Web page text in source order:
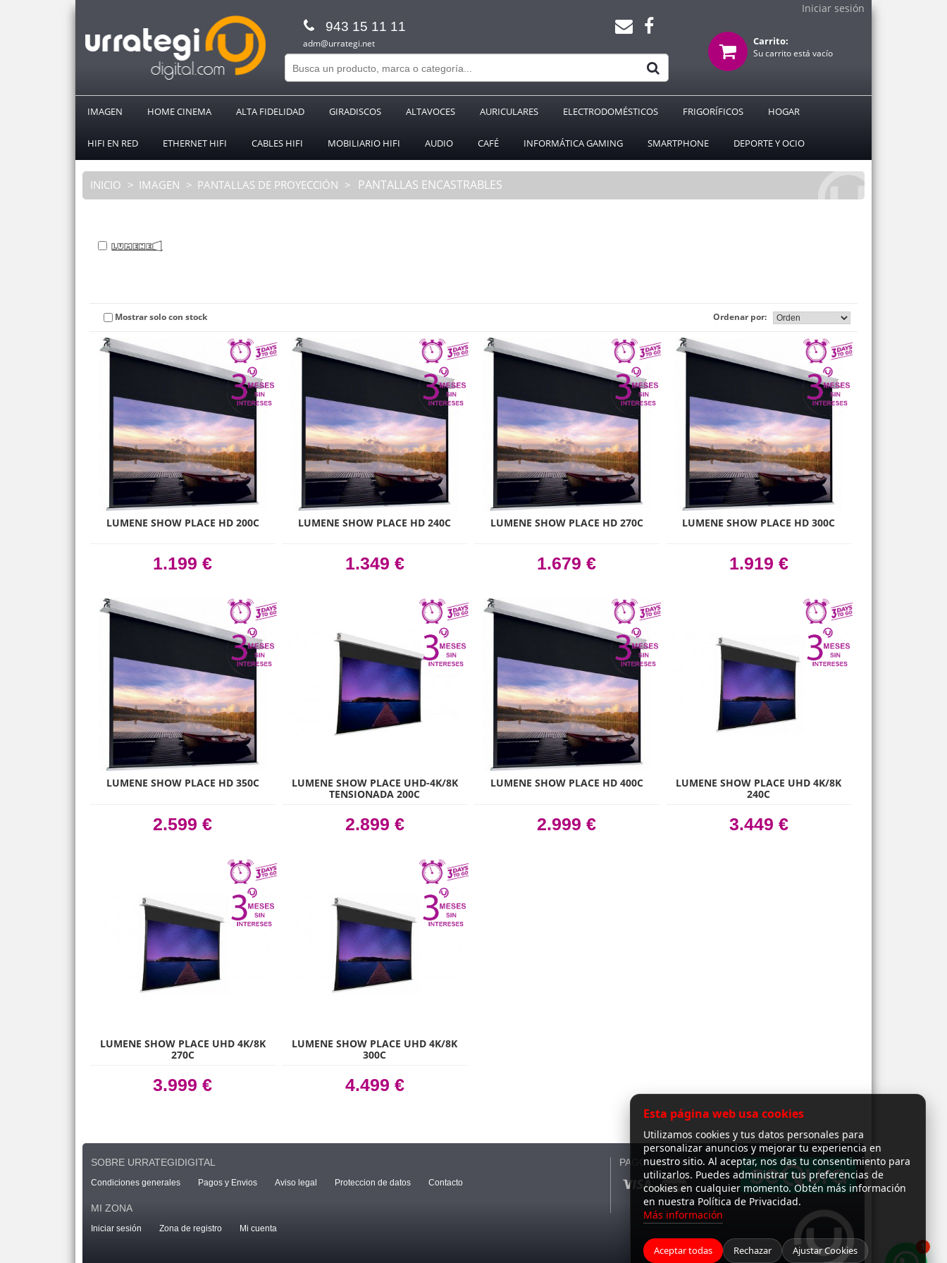
Iniciar sesión
943 15 11 11
adm@urrategi.net Carrito:
Su carrito está vacío
IMAGEN HOME CINEMA ALTA FIDELIDAD GIRADISCOS ALTAVOCES AURICULARES ELECTRODOMÉSTICOS FRIGORÍFICOS HOGAR
HIFI EN RED ETHERNET HIFI CABLES HIFI MOBILIARIO HIFI AUDIO CAFÉ INFORMÁTICA GAMING SMARTPHONE DEPORTE Y OCIO
INICIO IMAGEN PANTALLAS DE PROYECCIÓN PANTALLAS ENCASTRABLES
Mostrar solo con stock Ordenar por:
LUMENE SHOW PLACE HD 200C
1.199 €
LUMENE SHOW PLACE HD 240C
1.349 €
LUMENE SHOW PLACE HD 270C
1.679 €
LUMENE SHOW PLACE HD 300C
1.919 €
LUMENE SHOW PLACE HD 350C
2.599 €
LUMENE SHOW PLACE UHD-4K/8K
TENSIONADA 200C
2.899 €
LUMENE SHOW PLACE HD 400C
2.999 €
LUMENE SHOW PLACE UHD 4K/8K
240C
3.449 €
LUMENE SHOW PLACE UHD 4K/8K
270C
3.999 €
LUMENE SHOW PLACE UHD 4K/8K
300C
4.499 €
SOBRE URRATEGIDIGITAL
Condiciones generales Pagos y Envios Aviso legal Proteccion de datos Contacto
MI ZONA
Iniciar sesión Zona de registro Mi cuenta
PAGO SEGURO
1
Esta página web usa cookies
Utilizamos cookies y tus datos personales para
personalizar anuncios y mejorar tu experiencia en
nuestro sitio. Al aceptar, nos das tu consentimiento para
utilizarlos. Puedes administrar tus preferencias de
cookies en cualquier momento. Obtén más información
en nuestra Política de Privacidad.
Más información
Aceptar todas Rechazar Ajustar Cookies